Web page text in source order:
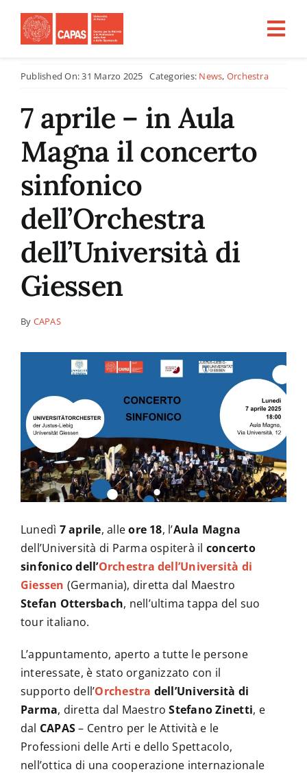
contenuto
Home
CHI SIAMO
PROGETTI PER LA RICERCA
CFU
News
Contatti
Published On: 31 Marzo 2025 Categories: News, Orchestra
7 aprile – in Aula
Magna il concerto
sinfonico
dell’Orchestra
dell’Università di
Giessen
By CAPAS
Lunedì 7 aprile, alleore 18, l’Aula Magna
dell’Università di Parma ospiterà il concerto
sinfonico dell’Orchestra dell’Università di
Giessen (Germania), diretta dal Maestro
Stefan Ottersbach, nell’ultima tappa del suo
tour italiano.
L’appuntamento, aperto a tutte le persone
interessate, è stato organizzato con il
supporto dell’Orchestra dell’Università di
Parma, diretta dal MaestroStefano Zinetti, e
dal CAPAS– Centro per le Attività e le
Professioni delle Arti e dello Spettacolo,
nell’ottica di una cooperazione internazionale